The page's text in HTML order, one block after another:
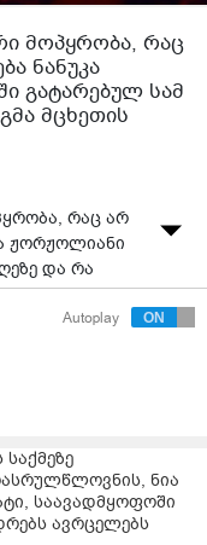
მოპყრობა, რაც
ნანუკა
გატარებულ სამ
მცხეთის
რაც არ
ჟორჟოლიანი
და რა
Autoplay
ნია
საავადმყოფოში
ავრცელებს